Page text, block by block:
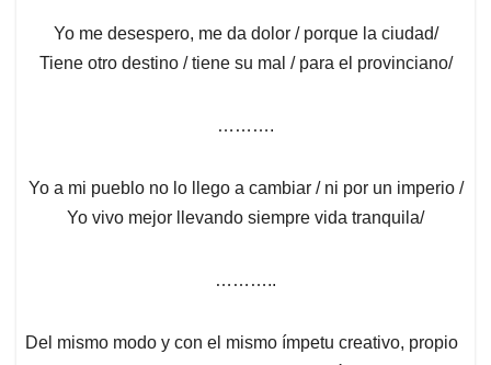
Yo me desespero, me da dolor / porque la ciudad/
Tiene otro destino / tiene su mal / para el provinciano/
……….
Yo a mi pueblo no lo llego a cambiar / ni por un imperio /
Yo vivo mejor llevando siempre vida tranquila/
………..
Del mismo modo y con el mismo ímpetu creativo, propio